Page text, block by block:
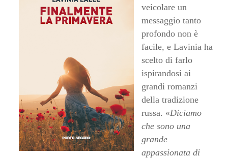
veicolare un
messaggio tanto
profondo non è
facile, e Lavinia ha
scelto di farlo
ispirandosi ai
grandi romanzi
della tradizione
russa. «Diciamo
che sono una
grande
appassionata di